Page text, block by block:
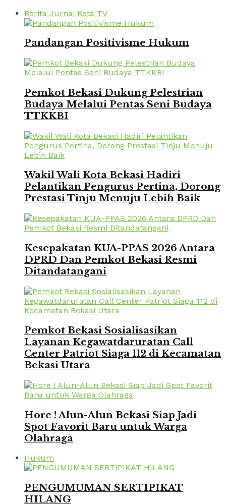
Berita Jurnal Kota TV
Pandangan Positivisme Hukum
Pemkot Bekasi Dukung Pelestrian
Budaya Melalui Pentas Seni Budaya
TTKKBI
Wakil Wali Kota Bekasi Hadiri
Pelantikan Pengurus Pertina, Dorong
Prestasi Tinju Menuju Lebih Baik
Kesepakatan KUA-PPAS 2026 Antara
DPRD Dan Pemkot Bekasi Resmi
Ditandatangani
Pemkot Bekasi Sosialisasikan
Layanan Kegawatdaruratan Call
Center Patriot Siaga 112 di Kecamatan
Bekasi Utara
Hore ! Alun-Alun Bekasi Siap Jadi
Spot Favorit Baru untuk Warga
Olahraga
Hukum
PENGUMUMAN SERTIPIKAT
HILANG